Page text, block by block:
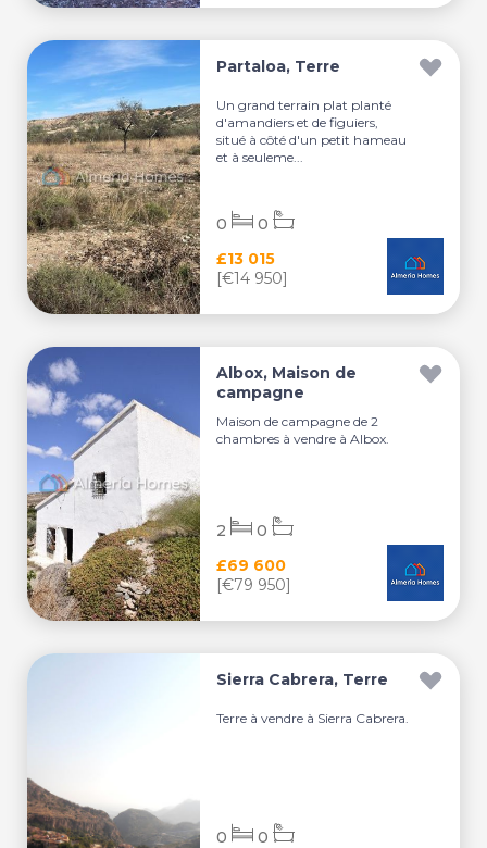
Partaloa, Terre
Un grand terrain plat planté
d'amandiers et de figuiers,
situé à côté d'un petit hameau
et à seuleme...
£13 015
[€14 950]
0 0
Albox, Maison de
campagne
Maison de campagne de 2
chambres à vendre à Albox.
£69 600
[€79 950]
2 0
Sierra Cabrera, Terre
Terre à vendre à Sierra Cabrera.
0 0